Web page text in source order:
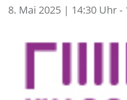
8. Mai 2025 | 14:30 Uhr -